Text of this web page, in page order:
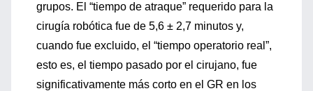
grupos. El “tiempo de atraque” requerido para la
cirugía robótica fue de 5,6 ± 2,7 minutos y,
cuando fue excluido, el “tiempo operatorio real”,
esto es, el tiempo pasado por el cirujano, fue
significativamente más corto en el GR en los